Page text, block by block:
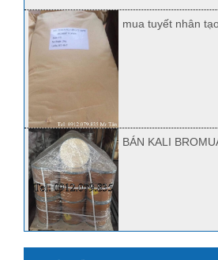
mua tuyết nhân
BÁN KALI